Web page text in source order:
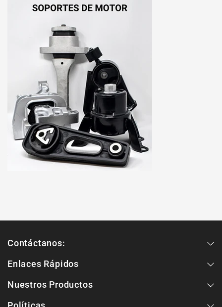
Contáctanos:
Enlaces Rápidos
Nuestros Productos